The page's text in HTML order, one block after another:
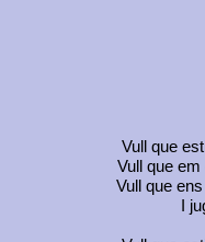
Vull que
Vull que
Vull que
I